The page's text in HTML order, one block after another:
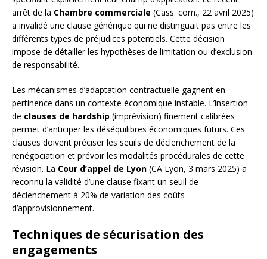
arrêt de la Chambre commerciale (Cass. com., 22 avril 2025)
a invalidé une clause générique qui ne distinguait pas entre les
différents types de préjudices potentiels. Cette décision
impose de détailler les hypothèses de limitation ou d’exclusion
de responsabilité.
Les mécanismes d’adaptation contractuelle gagnent en
pertinence dans un contexte économique instable. L’insertion
de clauses de hardship (imprévision) finement calibrées
permet d’anticiper les déséquilibres économiques futurs. Ces
clauses doivent préciser les seuils de déclenchement de la
renégociation et prévoir les modalités procédurales de cette
révision. La Cour d’appel de Lyon (CA Lyon, 3 mars 2025) a
reconnu la validité d’une clause fixant un seuil de
déclenchement à 20% de variation des coûts
d’approvisionnement.
Techniques de sécurisation des
engagements